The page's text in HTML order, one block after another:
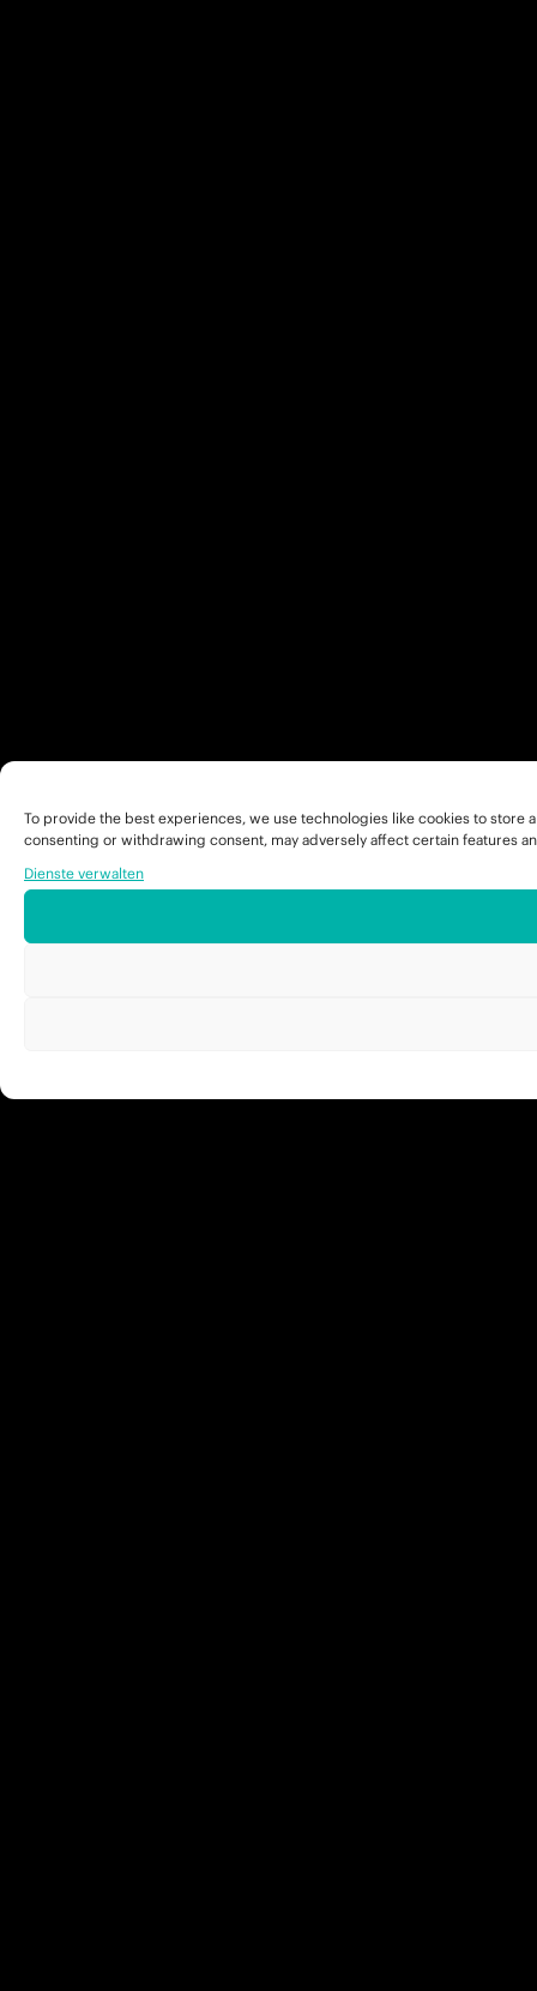
To provide the best experiences, we use technologies like cookies to
consenting or withdrawing consent, may adversely affect certain features
Dienste verwalten